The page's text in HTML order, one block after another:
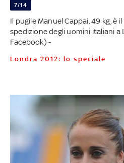
7/14
Il pugile Manuel Cappai, 49 kg, è
spedizione degli uomini italiani a
Facebook) -
Londra 2012: lo speciale